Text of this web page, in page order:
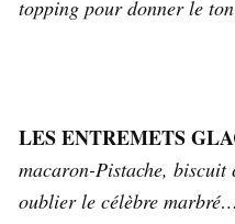
topping pour donner le
LES ENTREMETS
macaron-Pistache,
oublier le célèbre marbré…